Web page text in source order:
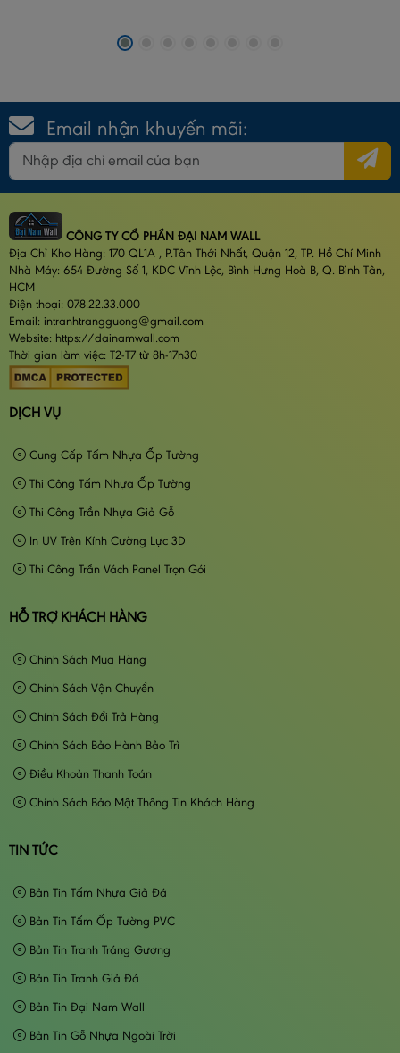
Email nhận khuyến mãi:
CÔNG TY CỔ PHẦN ĐẠI NAM WALL
Địa Chỉ Kho Hàng: 170 QL1A , P.Tân Thới Nhất, Quận 12, TP. Hồ Chí Minh
Nhà Máy: 654 Đường Số 1, KDC Vĩnh Lộc, Bình Hưng Hoà B, Q. Bình Tân,
HCM
Điện thoại: 078.22.33.000
Email: intranhtrangguong@gmail.com
Website: https://dainamwall.com
Thời gian làm việc: T2-T7 từ 8h-17h30
DỊCH VỤ
Cung Cấp Tấm Nhựa Ốp Tường
Thi Công Tấm Nhựa Ốp Tường
Thi Công Trần Nhựa Giả Gỗ
In UV Trên Kính Cường Lực 3D
Thi Công Trần Vách Panel Trọn Gói
HỖ TRỢ KHÁCH HÀNG
Chính Sách Mua Hàng
Chính Sách Vận Chuyển
Chính Sách Đổi Trả Hàng
Chính Sách Bảo Hành Bảo Trì
Điều Khoản Thanh Toán
Chính Sách Bảo Mật Thông Tin Khách Hàng
TIN TỨC
Bản Tin Tấm Nhựa Giả Đá
Bản Tin Tấm Ốp Tường PVC
Bản Tin Tranh Tráng Gương
Bản Tin Tranh Giả Đá
Bản Tin Đại Nam Wall
Bản Tin Gỗ Nhựa Ngoài Trời